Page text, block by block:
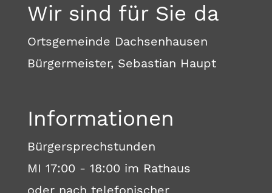
Wir sind für Sie da
Ortsgemeinde Dachsenhausen
Bürgermeister, Sebastian Haupt
Informationen
Bürgersprechstunden
MI 17:00 - 18:00 im Rathaus